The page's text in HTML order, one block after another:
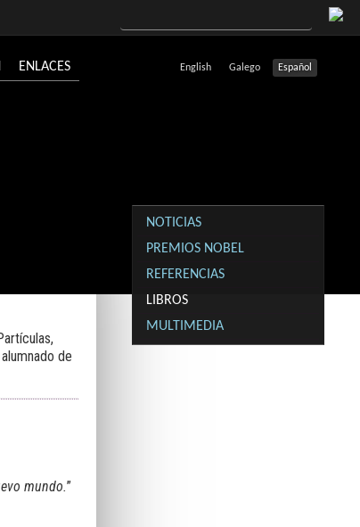
Español
Galego
English
ENLACES
de
mundo.”
NOTICIAS
PREMIOS NOBEL
REFERENCIAS
LIBROS
MULTIMEDIA